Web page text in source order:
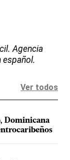
Agencia
español.
Ver todos
Dominicana